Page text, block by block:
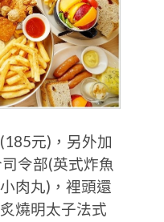
元)，另外加
令部(英式炸魚
肉丸)，裡頭還
燒明太子法式